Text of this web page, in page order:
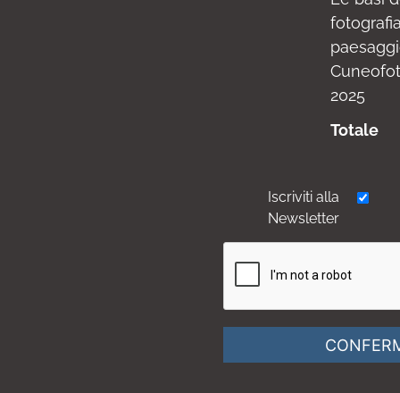
2025
Totale
Iscriviti alla
Newsletter